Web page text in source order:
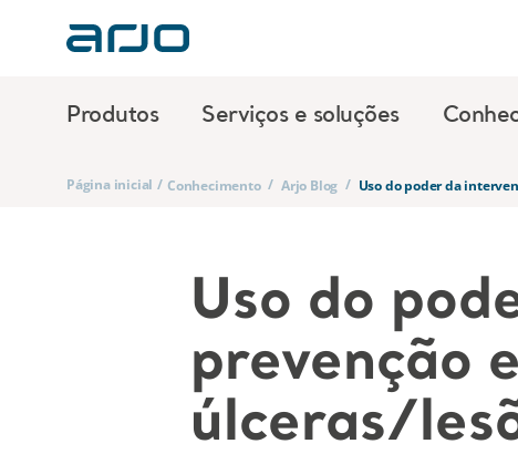
Produtos Serviços e soluções
Página inicial / Conhecimento / Arjo Blog / Uso do poder da
Uso do
prevenção
úlceras/